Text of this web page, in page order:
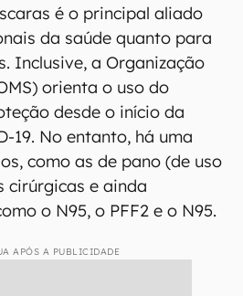
é o principal aliado
da saúde quanto para
Inclusive, a Organização
orienta o uso do
desde o início da
19. No entanto, há uma
como as de pano (de uso
cirúrgicas e ainda
o N95, o PFF2 e o N95.
APÓS A PUBLICIDADE